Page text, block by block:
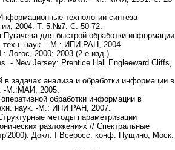
технологии синтеза
2004. Т. 5.№7. С. 50-72.
для быстрой обработки информации
техн. наук. - М.: ИПИ РАН, 2004.
Логос, 2000; 2003 (2-е изд.).
- New Jersey: Prentice Hall Engleeward Cliffs,
задачах анализа и обработки информации в
-М.:МАИ, 2005.
обработки информации в
наук. -М.: ИПИ РАН, 2007.
методы параметризации
разложениях // Спектральные
Докл. I Всеросс. конф. Пущино, Моск.